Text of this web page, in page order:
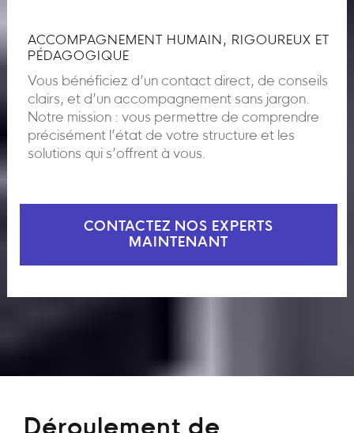
ACCOMPAGNEMENT HUMAIN, RIGOUREUX ET
PÉDAGOGIQUE
Vous bénéficiez d’un contact direct, de conseils
clairs, et d’un accompagnement sans jargon.
Notre mission : vous permettre de comprendre
précisément l’état de votre structure et les
solutions qui s’offrent à vous.
CONTACTEZ NOS EXPERTS
MAINTENANT